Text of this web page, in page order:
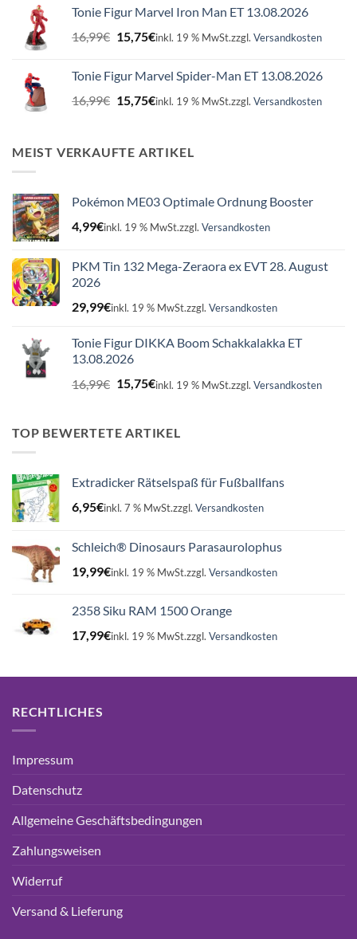
16,99€15,75€.
Tonie Figur Marvel Iron Man ET 13.08.2026
16,99€ Ursprünglicher
Preis
16,99€
15,75€Aktueller
15,75€.
inkl. 19 % MwSt.zzgl. Versandkosten
Tonie Figur Marvel Spider-Man ET 13.08.2026
16,99€ Ursprünglicher
Preis
16,99€
15,75€Aktueller
15,75€.
inkl. 19 % MwSt.zzgl. Versandkosten
MEIST VERKAUFTE ARTIKEL
Pokémon ME03 Optimale Ordnung Booster
4,99€inkl. 19 % MwSt.zzgl. Versandkosten
PKM Tin 132 Mega-Zeraora ex EVT 28. August
2026
29,99€inkl. 19 % MwSt.zzgl. Versandkosten
Tonie Figur DIKKA Boom Schakkalakka ET
13.08.2026
16,99€ Ursprünglicher
16,99€
15,75€Aktueller
15,75€.
inkl. 19 % MwSt.zzgl. Versandkosten
TOP BEWERTETE ARTIKEL
Extradicker Rätselspaß für Fußballfans
6,95€inkl. 7 % MwSt.zzgl. Versandkosten
Schleich® Dinosaurs Parasaurolophus
19,99€inkl. 19 % MwSt.zzgl. Versandkosten
2358 Siku RAM 1500 Orange
17,99€inkl. 19 % MwSt.zzgl. Versandkosten
RECHTLICHES
Impressum
Datenschutz
Allgemeine Geschäftsbedingungen
Zahlungsweisen
Widerruf
Versand & Lieferung